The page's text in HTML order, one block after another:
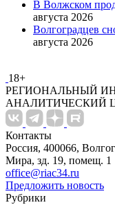
В Волжском
августа 2026
Волгоградцев
августа 2026
18+
РЕГИОНАЛЬНЫЙ
АНАЛИТИЧЕСКИЙ
Контакты
Россия, 400066,
Мира, зд. 19, помещ. 1
office@riac34.ru
Предложить новость
Рубрики